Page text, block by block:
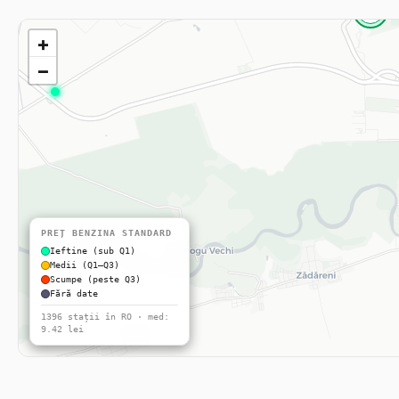
+
−
PREȚ BENZINA STANDARD
Ieftine (sub Q1)
Medii (Q1–Q3)
Scumpe (peste Q3)
Fără date
1396 stații în RO · med:
9.42 lei